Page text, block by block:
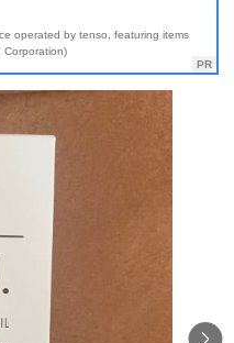
operated by tenso, featuring items
Corporation)